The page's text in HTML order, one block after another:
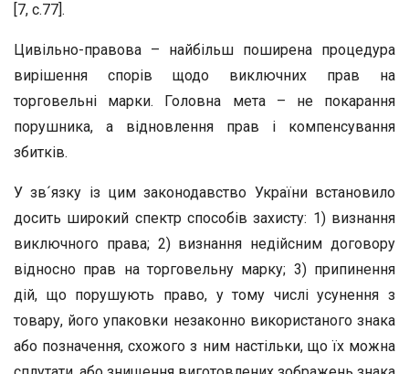
[7, с.77].
Цивільно-правова – найбільш поширена процедура
вирішення спорів щодо виключних прав на
торговельні марки. Головна мета – не покарання
порушника, а відновлення прав і компенсування
збитків.
У зв´язку із цим законодавство України встановило
досить широкий спектр способів захисту: 1) визнання
виключного права; 2) визнання недійсним договору
відносно прав на торговельну марку; 3) припинення
дій, що порушують право, у тому числі усунення з
товару, його упаковки незаконно використаного знака
або позначення, схожого з ним настільки, що їх можна